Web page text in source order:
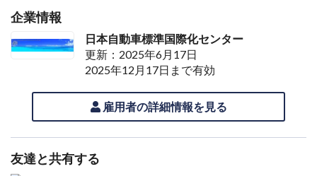
企業情報
日本自動車標準国際化センター
更新：2025年6月17日
2025年12月17日まで有効
雇用者の詳細情報を見る
友達と共有する